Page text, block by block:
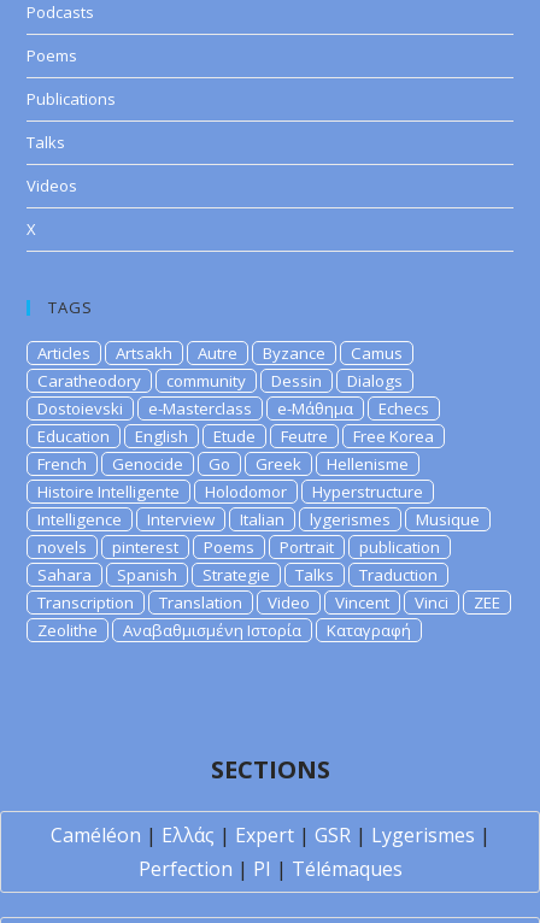
Podcasts
Poems
Publications
Talks
Videos
X
TAGS
Articles Artsakh Autre Byzance
Camus
Caratheodory
community Dessin
Dialogs
Dostoievski
e-Masterclass e-Μάθημα
Echecs
Education
English Etude Feutre
Free Korea
French
Genocide Go Greek
Hellenisme
Histoire Intelligente
Holodomor
Hyperstructure
Intelligence
Interview Italian lygerismes
Musique
novels
pinterest Poems Portrait
publication
Sahara
Spanish Strategie Talks
Traduction
Transcription
Translation Video Vincent Vinci
ZEE
Zeolithe
Αναβαθμισμένη Ιστορία Καταγραφή
SECTIONS
Caméléon | Ελλάς | Expert| GSR| Lygerismes |
Perfection | PI | Télémaques